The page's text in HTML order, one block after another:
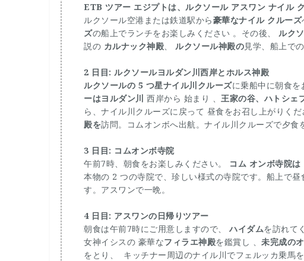
ETB ツアー エジプトは、 ルクソール アスワン ナイル
ルクソール空港または鉄道駅から豪華なナイル クルーズ
ズの船上でランチをお楽しみください 。その後、 ルク
説の カルナック神殿、 ルクソール神殿の見学、船上で
2 日目: ルクソールヨルダン川西岸とホルス神殿
ルクソールの 5 つ星ナイル川クルーズに乗船中に朝食を
ーはヨルダン川 西岸から 始まり 、 王家の谷、ハトシェ
ら、ナイル川クルーズに戻って 昼食をお召し上がりく
殿を訪問。コムオンボへ出航。ナイル川クルーズで夕食
3 日目: コムオンボ寺院
午前7時、朝食をお楽しみください。
コム オンボ寺院は
本物の 2 つの寺院で、珍しい様式の寺院です。船上で
す。アスワンで一晩。
4 日目: アスワンの日帰りツアー
朝食は午前7時にご用意しますので、
ハイダムを訪れて
女神イシスの 豪華なフィラエ神殿を鑑賞し 、 未完成の
をとり、 キッチナー周辺のナイル川でフェルッカ乗馬